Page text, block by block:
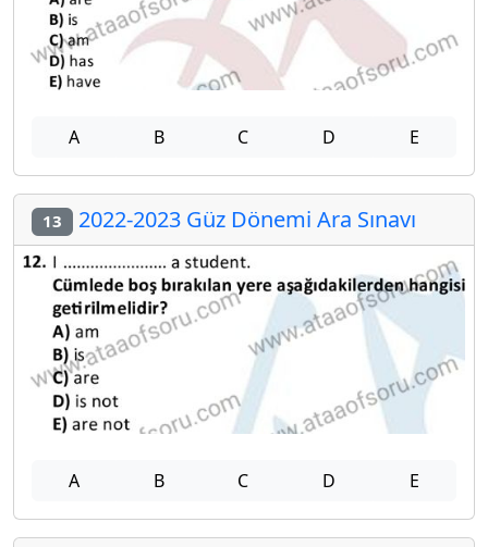
A B C D E
13 2022-2023 Güz Dönemi Ara Sınavı
A B C D E